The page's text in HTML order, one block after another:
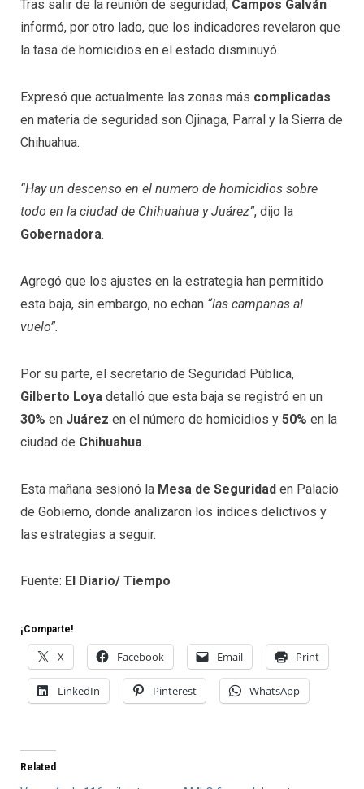
Tras salir de la reunión de seguridad, Campos Galván
informó, por otro lado, que los indicadores revelaron que
la tasa de homicidios en el estado disminuyó.
Expresó que actualmente las zonas más complicadas
en materia de seguridad son Ojinaga, Parral y la Sierra de
Chihuahua.
“Hay un descenso en el numero de homicidios sobre
todo en la ciudad de Chihuahua y Juárez”, dijo la
Gobernadora.
Agregó que los ajustes en la estrategia han permitido
esta baja, sin embargo, no echan “las campanas al
vuelo”.
Por su parte, el secretario de Seguridad Pública,
Gilberto Loya detalló que esta baja se registró en un
30% en Juárez en el número de homicidios y 50% en la
ciudad de Chihuahua.
Esta mañana sesionó la Mesa de Seguridad en Palacio
de Gobierno, donde analizaron los índices delictivos y
las estrategias a seguir.
Fuente: El Diario/ Tiempo
¡Comparte!
X Facebook Email Print
LinkedIn Pinterest WhatsApp
Related